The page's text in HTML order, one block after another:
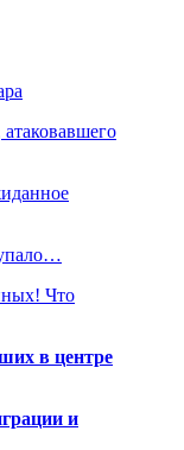
Что
в центре
и